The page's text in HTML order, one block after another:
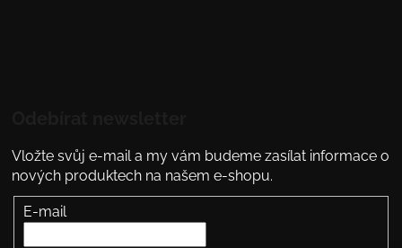
Vložte svůj e-mail a my vám budeme zasílat informace o
nových produktech na našem e-shopu.
E-mail